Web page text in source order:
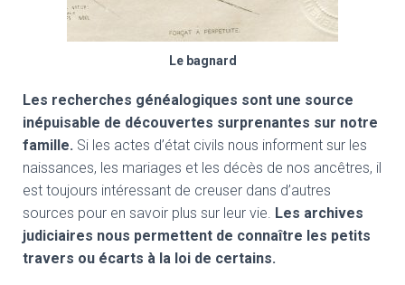
Le bagnard
Les recherches généalogiques sont une source
inépuisable de découvertes surprenantes sur notre
famille. Si les actes d’état civils nous informent sur les
naissances, les mariages et les décès de nos ancêtres, il
est toujours intéressant de creuser dans d’autres
sources pour en savoir plus sur leur vie. Les archives
judiciaires nous permettent de connaître les petits
travers ou écarts à la loi de certains.